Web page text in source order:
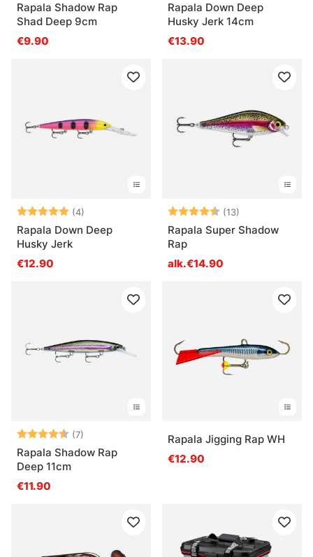
Rapala Shadow Rap
Shad Deep 9cm
€9.90
Rapala Down Deep
Husky Jerk 14cm
€13.90
Arvio: (4)
5.0 5:sta tähdestä
Rapala Down Deep
Husky Jerk
€12.90
Arvio: (13)
Rapala Super Shadow
Rap
alk.€14.90
Arvio: (7)
4.9 5:sta tähdestä
Rapala Shadow Rap
Deep 11cm
€11.90
Rapala Jigging Rap WH
€12.90